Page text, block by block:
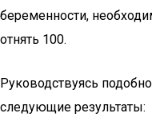
беременности,
отнять 100.
Руководствуясь
следующие результаты: